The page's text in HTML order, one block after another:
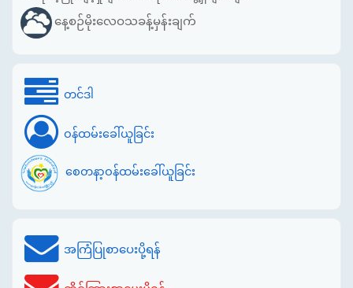
နေ့စဉ်မိုးလေဝသခန့်မှန်းချက်
တင်ဒါ
ဝန်ထမ်းခေါ်ယူခြင်း
စေတနာ့ဝန်ထမ်းခေါ်ယူခြင်း
အကြံပြုစာပေးပို့ရန်